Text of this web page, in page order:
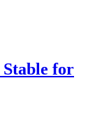
Stable for